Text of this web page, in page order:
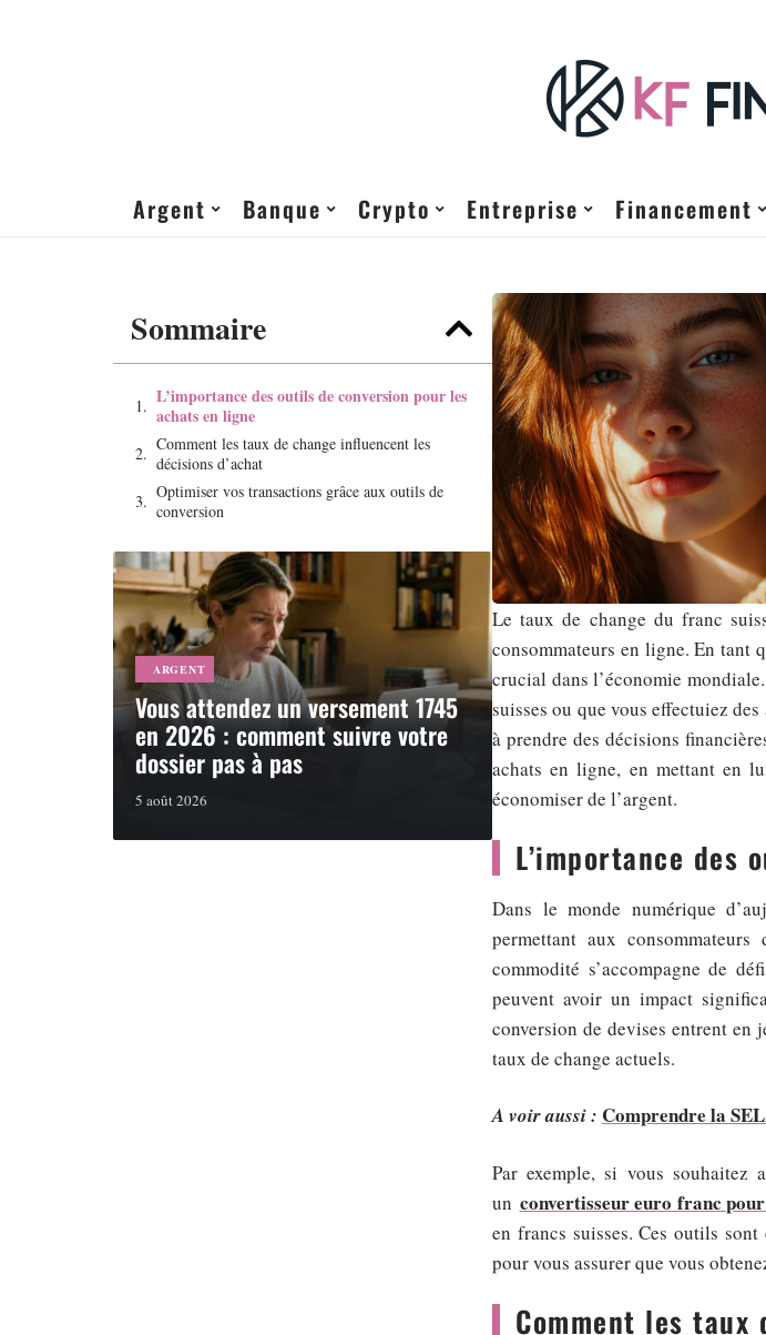
Argent Banque Crypto Entreprise Financement
Sommaire
L’importance des outils de conversion pour les
achats en ligne
Comment les taux de change influencent les
décisions d’achat
Optimiser vos transactions grâce aux outils de
conversion
ARGENT
Vous attendez un versement 1745
en 2026 : comment suivre votre
dossier pas à pas
5 août 2026
Le taux de change du franc
consommateurs en ligne. En tant
crucial dans l’économie
suisses ou que vous effectuiez
à prendre des décisions
achats en ligne, en mettant en
économiser de l’argent.
L’importance des
Dans le monde numérique
permettant aux
commodité s’accompagne de
peuvent avoir un impact
conversion de devises entrent
taux de change actuels.
A voir aussi : Comprendre la
Par exemple, si vous souhaitez
un convertisseur euro franc
en francs suisses. Ces outils
pour vous assurer que vous
Comment les